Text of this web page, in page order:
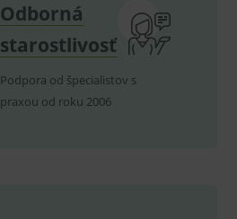
Odborná
starostlivosť
Podpora od špecialistov s
praxou od roku 2006